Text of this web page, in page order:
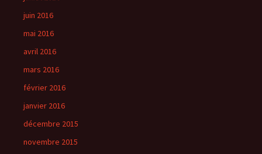
juin 2016
mai 2016
avril 2016
mars 2016
février 2016
janvier 2016
décembre 2015
novembre 2015